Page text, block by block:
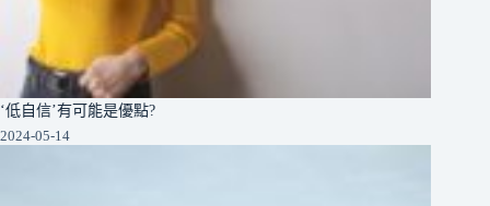
‘低自信’有可能是優點?
2024-05-14